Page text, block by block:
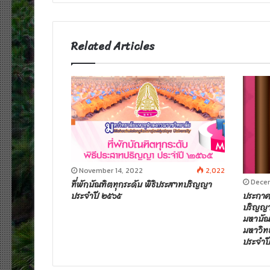
e
Related Articles
November 14, 2022 2,022
ที่พักบัณฑิตทุกระดับ พิธิประสาทปริญญา
ประจำปี ๒๕๖๕ ประก
ปริญญ
มหาบั
มหาวิ
ประจ